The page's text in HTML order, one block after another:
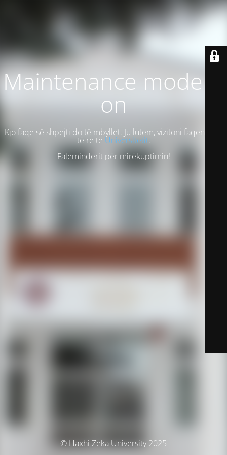
Maintenance mode is
on
Kjo faqe së shpejti do të mbyllet. Ju lutem, vizitoni faqen tonë
të re të Universitetit.
Faleminderit për mirëkuptimin!
© Haxhi Zeka University 2025